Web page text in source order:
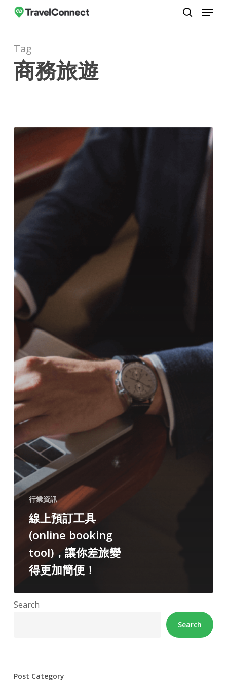
Skip
content
Menu
Tag
商務旅遊
行業資訊
線上預訂工具
(online booking
tool)，讓你差旅變
得更加簡便！
Search
Search
Post Category